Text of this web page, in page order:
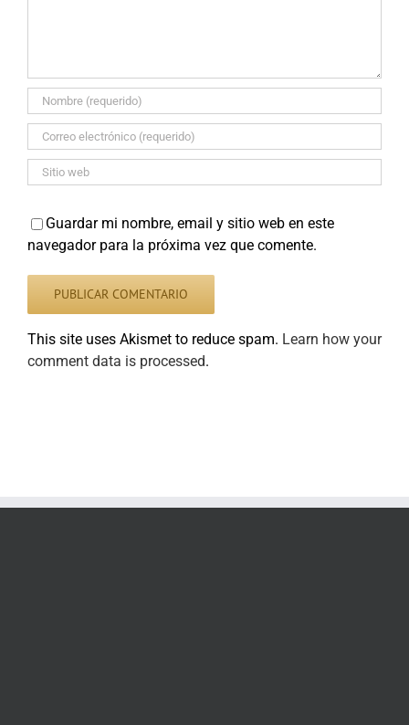
Guardar mi nombre, email y sitio web en este
navegador para la próxima vez que comente.
This site uses Akismet to reduce spam. Learn how your
comment data is processed.